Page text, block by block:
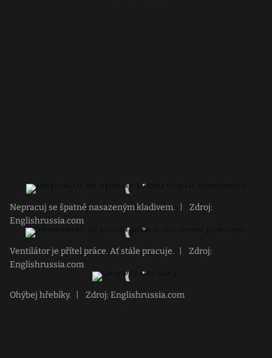
Nepracuj se špatně nasazeným kladivem.
Zdroj:
Englishrussia.com
Ventilátor je přítel práce. Ať stále pracuje.
Zdroj:
Englishrussia.com
Ohýbej hřebíky. Zdroj: Englishrussia.com